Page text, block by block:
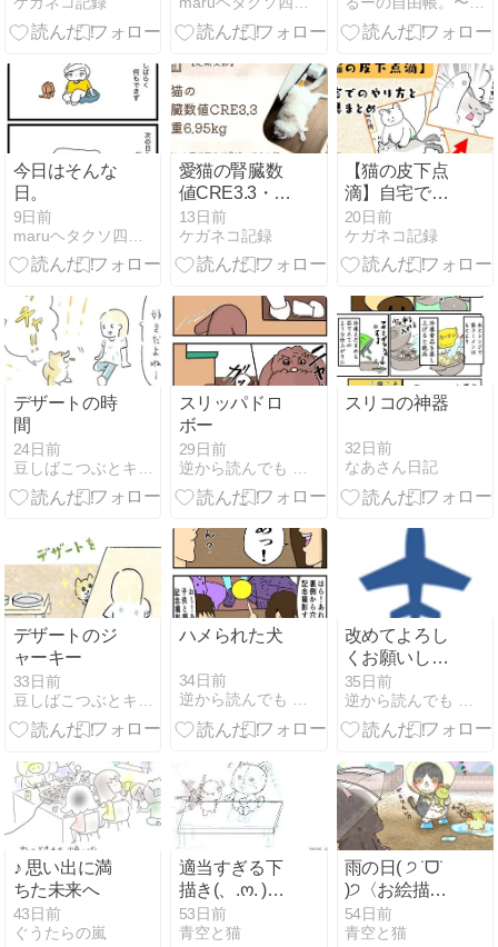
った話【応急
処置・治療
経過】
主張が強いヤ
ングになった
今日はそんな
日。
9日前
愛猫の腎臓数
値CRE3.3・体
重6.95kg｜
「維持」の裏
で背中が骨ば
【定期受診】
13日前
ケガネコ記録
【猫の皮下点
滴】自宅での
やり方と道具
を全部まとめ
た｜点滴中は
った瞬間に豹
変する猫【漫
画あり】
20日前
ケガネコ記録
デザートの時
間
24日前
スリッパドロ
ボー
29日前
スリコの神器
32日前
なあさん日記
デザートのジ
ャーキー
33日前
ハメられた犬
34日前
改めてよろし
くお願いしま
す！
35日前
♪ 思い出に満
ちた未来へ
43日前
ぐうたらの嵐
適当すぎる下
描き(、.ო. )、
〈ごめんなさ
い）
53日前
青空と猫
雨の日( ੭ ˙ᗜ˙
)੭〈お絵描き
注意）
54日前
青空と猫